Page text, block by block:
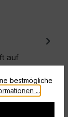
auf
bestmögliche
...